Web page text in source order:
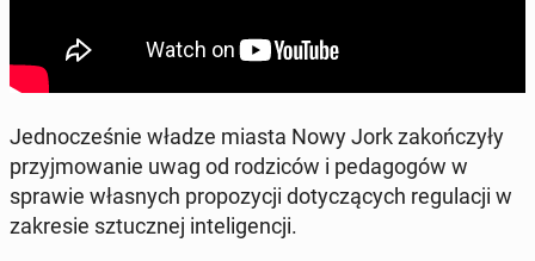
Jed­nocześnie władze miasta Nowy Jork za­kończyły
przyj­mowanie uwag od rodz­iców i ped­a­gogów w
sprawie włas­nych propozy­cji doty­czą­cych reg­u­lacji w
za­kre­sie sz­tucznej in­teligencji.